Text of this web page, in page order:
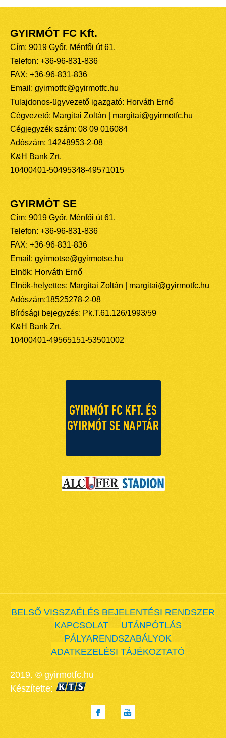
GYIRMÓT FC Kft.
Cím: 9019 Győr, Ménfői út 61.
Telefon: +36-96-831-836
FAX: +36-96-831-836
Email: gyirmotfc@gyirmotfc.hu
Tulajdonos-ügyvezető igazgató: Horváth Ernő
Cégvezető: Margitai Zoltán | margitai@gyirmotfc.hu
Cégjegyzék szám: 08 09 016084
Adószám: 14248953-2-08
K&H Bank Zrt.
10400401-50495348-49571015
GYIRMÓT SE
Cím: 9019 Győr, Ménfői út 61.
Telefon: +36-96-831-836
FAX: +36-96-831-836
Email: gyirmotse@gyirmotse.hu
Elnök: Horváth Ernő
Elnök-helyettes: Margitai Zoltán | margitai@gyirmotfc.hu
Adószám:18525278-2-08
Bírósági bejegyzés: Pk.T.61.126/1993/59
K&H Bank Zrt.
10400401-49565151-53501002
BELSŐ VISSZAÉLÉS BEJELENTÉSI RENDSZER
KAPCSOLAT
UTÁNPÓTLÁS
PÁLYARENDSZABÁLYOK
ADATKEZELÉSI TÁJÉKOZTATÓ
2019. © gyirmotfc.hu
Készítette: